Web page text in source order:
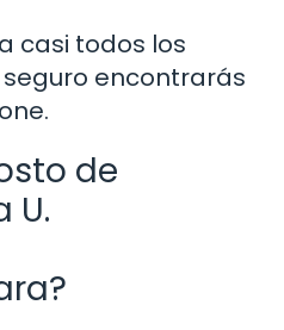
casi todos los
encontrarás
de
U.